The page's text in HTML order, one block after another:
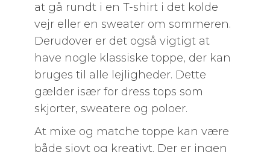
at gå rundt i en T-shirt i det kolde
vejr eller en sweater om sommeren.
Derudover er det også vigtigt at
have nogle klassiske toppe, der kan
bruges til alle lejligheder. Dette
gælder især for dress tops som
skjorter, sweatere og poloer.
At mixe og matche toppe kan være
både sjovt og kreativt. Der er ingen